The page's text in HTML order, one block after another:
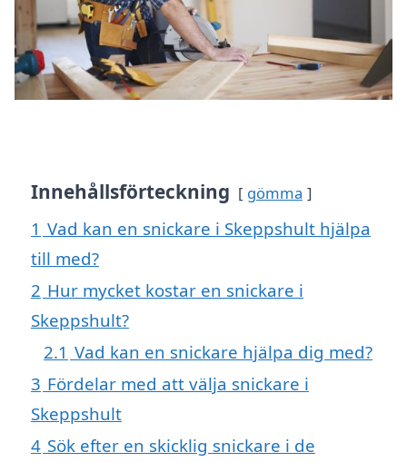
Innehållsförteckning gömma
1 Vad kan en snickare i Skeppshult hjälpa
till med?
2 Hur mycket kostar en snickare i
Skeppshult?
2.1 Vad kan en snickare hjälpa dig med?
3 Fördelar med att välja snickare i
Skeppshult
4 Sök efter en skicklig snickare i de